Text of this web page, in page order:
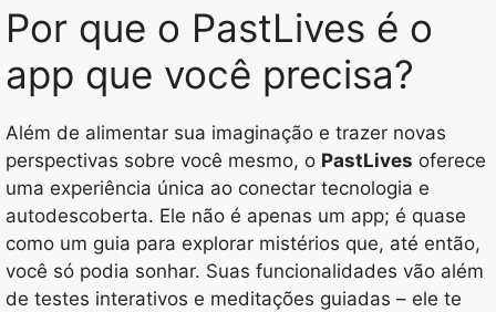
Por que o PastLives é o
app que você precisa?
Além de alimentar sua imaginação e trazer novas
perspectivas sobre você mesmo, o PastLives oferece
uma experiência única ao conectar tecnologia e
autodescoberta. Ele não é apenas um app; é quase
como um guia para explorar mistérios que, até então,
você só podia sonhar. Suas funcionalidades vão além
de testes interativos e meditações guiadas – ele te